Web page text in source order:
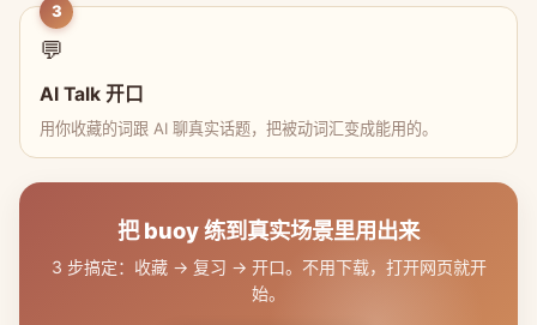
3
💬
AI Talk 开口
用你收藏的词跟 AI 聊真实话题，把被动词汇变成能用的。
把 buoy 练到真实场景里用出来
3 步搞定：收藏 → 复习 → 开口。不用下载，打开网页就开
始。